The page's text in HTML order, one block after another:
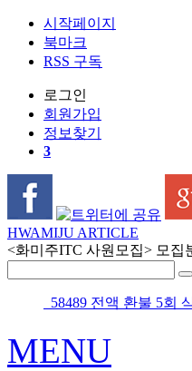
시작페이지
북마크
RSS 구독
로그인
회원 가입
정보찾기
3
HWAMIJU ARTICLE
<화미주ITC 사원모집> 모집
58489 전액 환불 5회
MENU